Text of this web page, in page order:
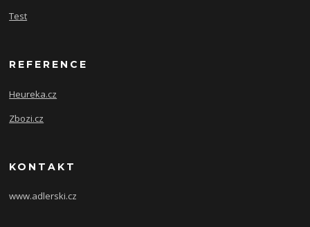
Test
REFERENCE
Heureka.cz
Zbozi.cz
KONTAKT
www.adlerski.cz